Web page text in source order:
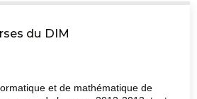
du DIM
et de mathématique de